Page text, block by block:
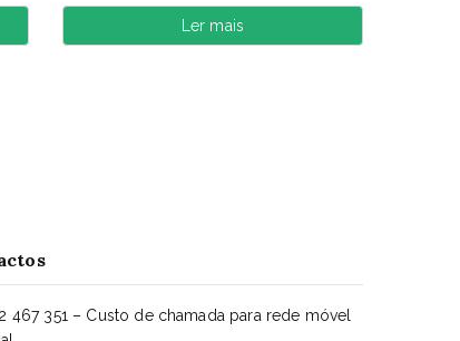
Ler mais
467 351 – Custo de chamada para rede móvel